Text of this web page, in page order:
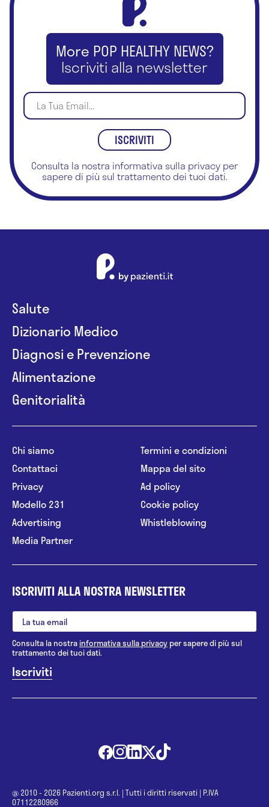
Cardiologia
Check-up
Chinesiologia
Chiropratica
Chirurgia ambulatoriale
Chirurgia d'urgenza
Chirurgia del piede
Chirurgia dell'apparato digestivo
Chirurgia dell'obesità
Chirurgia della mano
Chirurgia della spalla
Chirurgia epato biliare
Chirurgia generale
Chirurgia laparoscopica
Chirurgia maxillo facciale
Chirurgia oncologica
Chirurgia orale
Chirurgia pediatrica
Chirurgia refrattiva
Chirurgia senologica
Chirurgia toracica
Chirurgia toracico-vascolare
Consueling ginecologico BioRep
Counseling
Criminologia
More POP HEALTHY NEWS?
Iscriviti alla newsletter
Consulta la nostra informativa sulla privacy per
sapere di più sul trattamento dei tuoi dati.
Salute
Dizionario Medico
Diagnosi e Prevenzione
Alimentazione
Genitorialità
Chi siamo
Contattaci
Privacy
Modello 231
Advertising
Media Partner
Termini e condizioni
Mappa del sito
Ad policy
Cookie policy
Whistleblowing
ISCRIVITI ALLA NOSTRA NEWSLETTER
Consulta la nostrainformativa sulla privacy per sapere di più sul
trattamento dei tuoi dati.
@ 2010 - 2026 Pazienti.org s.r.l. | Tutti i diritti riservati | P.IVA
07112280966